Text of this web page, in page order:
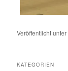
Veröffentlicht unter
KATEGORIEN